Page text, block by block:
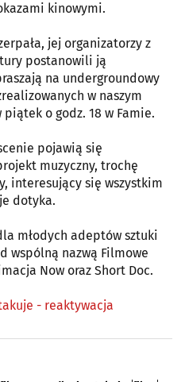
kinowymi.
jej organizatorzy z
postanowili ją
na undergroundowy
w naszym
o godz. 18 w Famie.
pojawią się
muzyczny, trochę
interesujący się wszystkim
dotyka.
młodych adeptów sztuki
wspólną nazwą Filmowe
Now oraz Short Doc.
- reaktywacja